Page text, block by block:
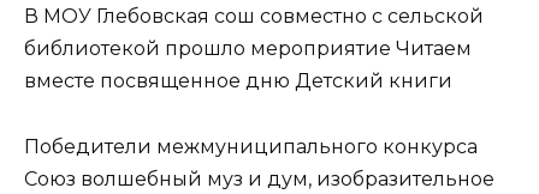
В МОУ Глебовская сош совместно с сельской
библиотекой прошло мероприятие Читаем
вместе посвященное дню Детский книги
Победители межмуниципального конкурса
Союз волшебный муз и дум, изобразительное